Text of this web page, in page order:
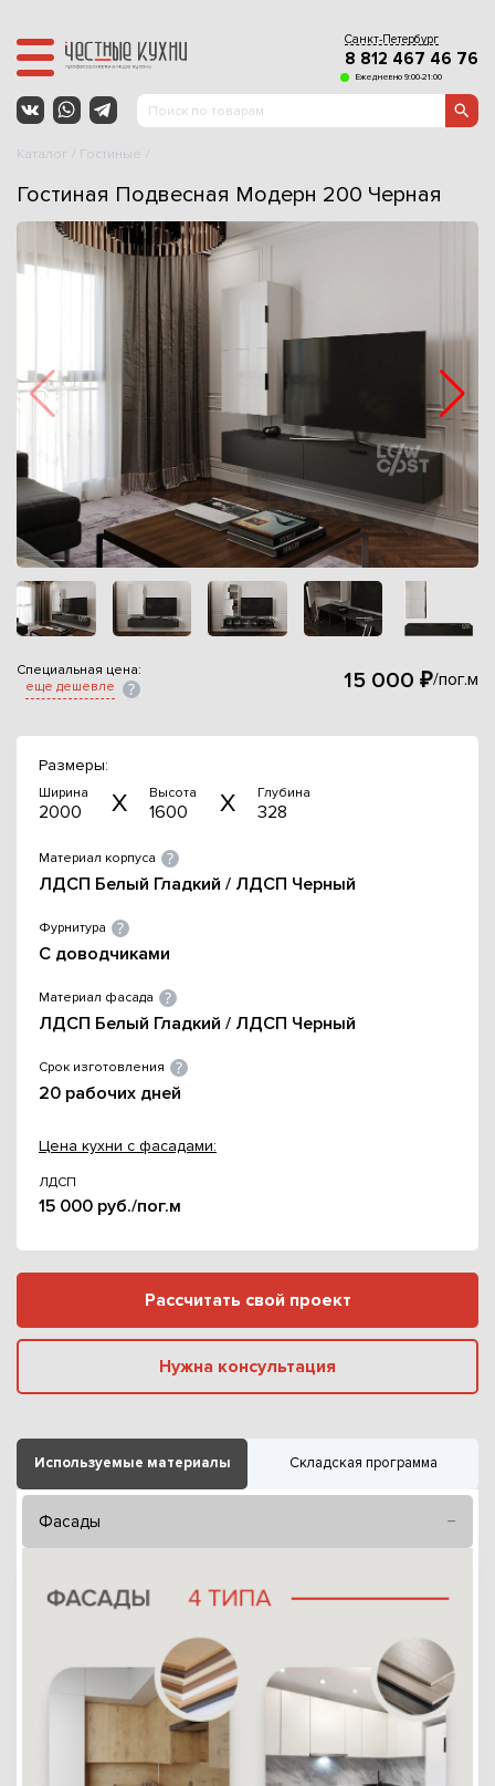
Санкт-Петербург
8 812 467 46 76
Ежедневно 9:00-21:00
Каталог Гостиные
Гостиная Подвесная Модерн 200 Черная
Специальная цена:
еще дешевле
15 000 ₽/пог.м
Размеры:
Ширина
2000
Высота
1600
Глубина
328
Материал корпуса
ЛДСП Белый Гладкий / ЛДСП Черный
Фурнитура
С доводчиками
Материал фасада
ЛДСП Белый Гладкий / ЛДСП Черный
Срок изготовления
20 рабочих дней
Цена кухни с фасадами:
ЛДСП
15 000 руб./пог.м
Рассчитать свой проект
Нужна консультация
Используемые материалы Складская программа
Фасады